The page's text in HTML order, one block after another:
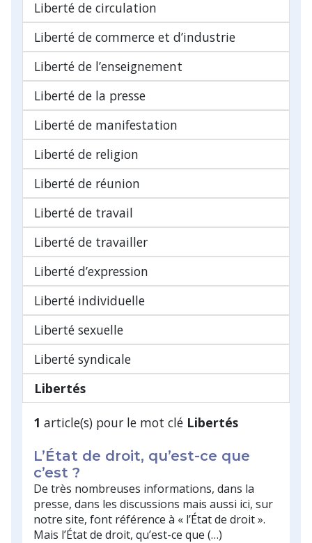
Liberté de circulation
Liberté de commerce et d’industrie
Liberté de l’enseignement
Liberté de la presse
Liberté de manifestation
Liberté de religion
Liberté de réunion
Liberté de travail
Liberté de travailler
Liberté d’expression
Liberté individuelle
Liberté sexuelle
Liberté syndicale
Libertés
1 article(s) pour le mot clé Libertés
L’État de droit, qu’est-ce que
c’est ?
De très nombreuses informations, dans la
presse, dans les discussions mais aussi ici, sur
notre site, font référence à « l’État de droit ».
Mais l’État de droit, qu’est-ce que (…)